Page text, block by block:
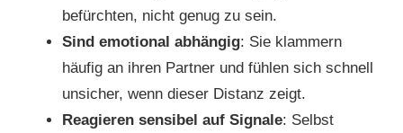
befürchten, nicht genug zu sein.
Sind emotional abhängig: Sie klammern
häufig an ihren Partner und fühlen sich schnell
unsicher, wenn dieser Distanz zeigt.
Reagieren sensibel auf Signale: Selbst